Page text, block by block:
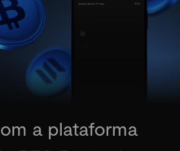
a plataforma